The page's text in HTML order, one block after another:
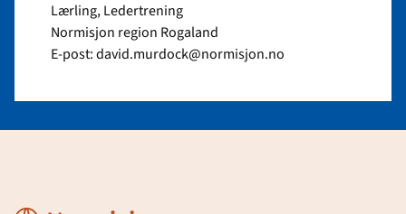
Lærling, Ledertrening
Normisjon region Rogaland
E-post: david.murdock@normisjon.no